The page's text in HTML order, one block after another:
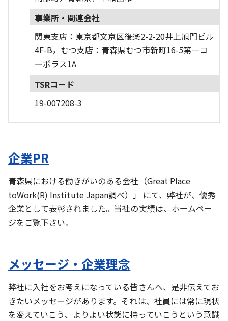
事業所・関連会社
関東支店：東京都文京区後楽2-2-20井上旭門ビル
4F-B，むつ支店：青森県むつ市新町16-5第一コ
ーポラス1A
TSRコード
19-007208-3
企業PR
青森県における働きがいのある会社（Great Place
toWork(R) Institute Japan調べ）」 にて、弊社が、優秀
企業として表彰されました。当社の実績は、ホームペー
ジをご覧下さい。
メッセージ・企業理念
弊社に入社をお考えになっている皆さんへ、是非伝えてお
きたいメッセージがあります。それは、社員には常に現状
を変えていこう、よりよい状態に持っていこうという意識